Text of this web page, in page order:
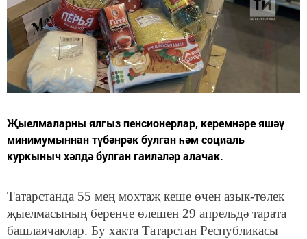
Җыелмаларны ялгыз пенсионерлар, керемнәре яшәү
минимумыннан түбәнрәк булган һәм социаль
куркыныч хәлдә булган гаиләләр алачак.
Татарстанда 55 мең мохтаҗ кеше өчен азык-төлек
җыелмасының беренче өлешен 29 апрельдә тарата
башлаячаклар. Бу хакта Татарстан Республикасы